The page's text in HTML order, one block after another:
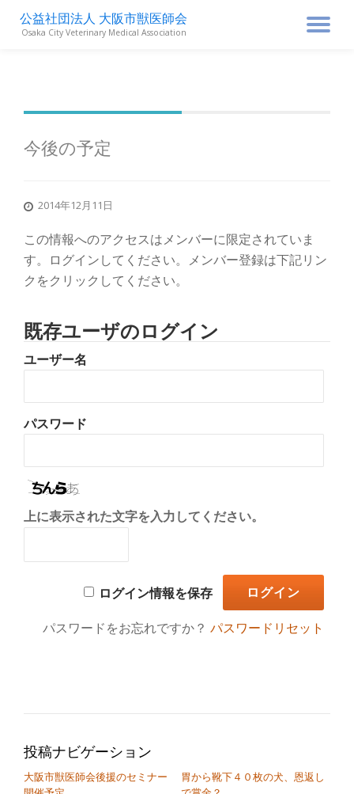
ナ
ン
切
り
公益社団法人 大阪市獣医師会
Osaka City Veterinary Medical Association
今後の予定
2014年12月11日
この情報へのアクセスはメンバーに限定されていま
す。ログインしてください。メンバー登録は下記リン
クをクリックしてください。
既存ユーザのログイン
ユーザー名
パスワード
上に表示された文字を入力してください。
ログイン情報を保存
パスワードをお忘れですか？パスワードリセット
投稿ナビゲーション
大阪市獣医師会後援のセミナー
胃から靴下４０枚の犬、恩返し